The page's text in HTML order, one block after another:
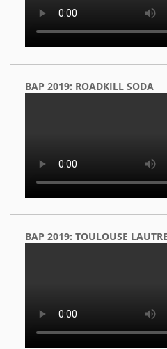
BAP 2019: ROADKILL SODA
BAP 2019: TOULOUSE